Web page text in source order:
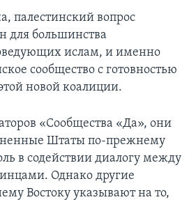
палестинский вопрос
для большинства
ислам, и именно
сообщество с готовностью
новой коалиции.
«Сообщества «Да», они
Штаты по-прежнему
в содействии диалогу между
Однако другие
Востоку указывают на то,